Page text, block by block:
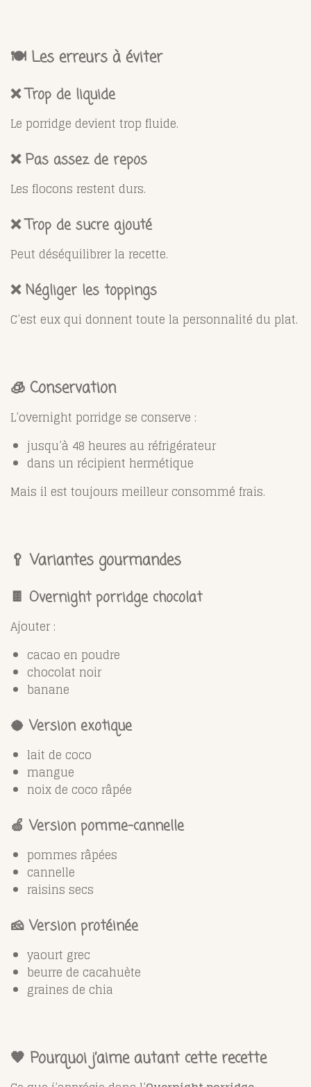
🍽️ Les erreurs à éviter
❌ Trop de liquide
Le porridge devient trop fluide.
❌ Pas assez de repos
Les flocons restent durs.
❌ Trop de sucre ajouté
Peut déséquilibrer la recette.
❌ Négliger les toppings
C’est eux qui donnent toute la personnalité du plat.
🧊 Conservation
L’overnight porridge se conserve :
jusqu’à 48 heures au réfrigérateur
dans un récipient hermétique
Mais il est toujours meilleur consommé frais.
🥄 Variantes gourmandes
🍫 Overnight porridge chocolat
Ajouter :
cacao en poudre
chocolat noir
banane
🥥 Version exotique
lait de coco
mangue
noix de coco râpée
🍏 Version pomme-cannelle
pommes râpées
cannelle
raisins secs
🧀 Version protéinée
yaourt grec
beurre de cacahuète
graines de chia
🧡 Pourquoi j’aime autant cette recette